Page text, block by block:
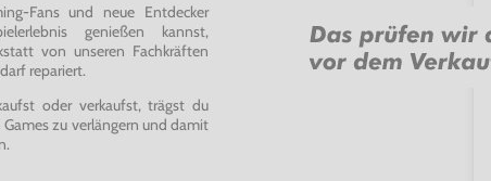
Fans und neue Entdecker
genießen kannst,
von unseren Fachkräften
repariert.
oder verkaufst, trägst du
zu verlängern und damit